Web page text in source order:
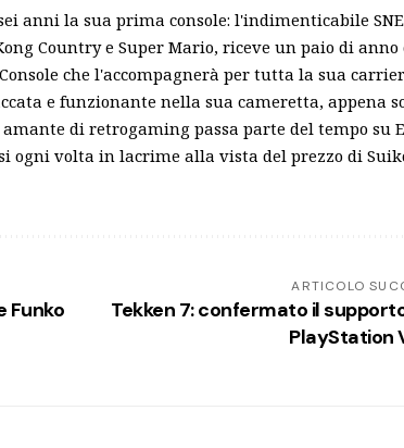
anni la sua prima console: l'indimenticabile
Country e Super Mario, riceve un paio di anno
che l'accompagnerà per tutta la sua
e funzionante nella sua cameretta, appena
di retrogaming passa parte del tempo su
ogni volta in lacrime alla vista del prezzo di
Funko
ARTICOLO
Tekken 7: confermato il
PlayStation